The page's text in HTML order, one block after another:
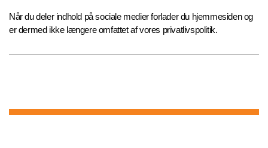
Når du deler indhold på sociale medier forlader du hjemmesiden og
er dermed ikke længere omfattet af vores privatlivspolitik.